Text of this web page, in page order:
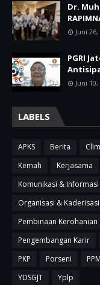
Dr.
Juni 26,
PGRI
Juni 10,
LABELS
APKS Berita
Kemah
Kerjasama
Komunikasi & Informasi
Organisasi & Kaderisasi
Pembinaan
Pengembangan Karir
PKP
Porseni PPM
YDSGJT
Yplp